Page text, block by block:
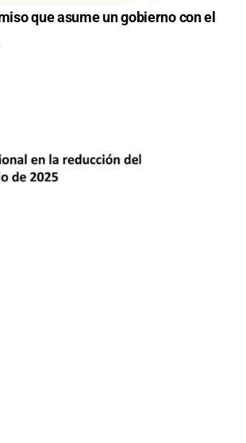
que asume un gobierno con el